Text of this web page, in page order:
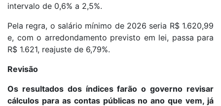
intervalo de 0,6% a 2,5%.
Pela regra, o salário mínimo de 2026 seria R$ 1.620,99
e, com o arredondamento previsto em lei, passa para
R$ 1.621, reajuste de 6,79%.
Revisão
Os resultados dos índices farão o governo revisar
cálculos para as contas públicas no ano que vem, já